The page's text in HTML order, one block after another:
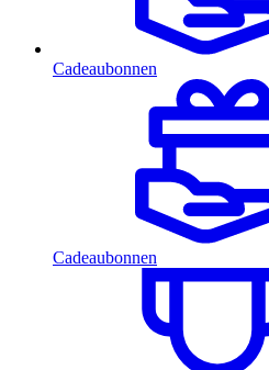
Cadeaubonnen
Cadeaubonnen